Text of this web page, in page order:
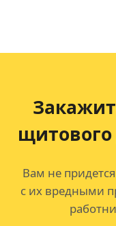
Вам не
с их вредными